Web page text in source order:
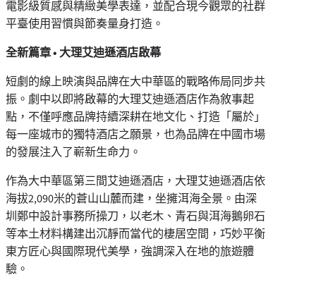
電影級質感與精緻美學表達，並配合現今觀眾的社群
平臺使用習慣與節奏量身打造。
全新篇章•大理艾迪遜酒店啟幕
短劇的線上映演與品牌在大中華區的戰略佈局同步共
振。劇中以即將啟幕的大理艾迪遜酒店作為敘事起
點，不僅呼應品牌持續深耕在地文化、打造「屬於」
每一座城市的獨特酒店之願景，也為品牌在中國市場
的發展注入了嶄新生命力。
作為大中華區第三間艾迪遜酒店，大理艾迪遜酒店依
海拔2,090米的蒼山山麓而建，坐擁洱海全景。由深
圳鄭中設計事務所操刀，以老木、青石與洱海鵝卵石
等本土材料構建出沉靜而當代的棲居空間，巧妙平衡
東方匠心與國際現代美學，強調深入在地的旅遊體
驗。